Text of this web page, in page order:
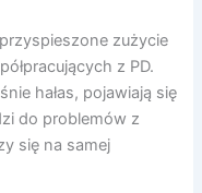
zużycie
z PD.
hałas, pojawiają się
do problemów z
się na samej